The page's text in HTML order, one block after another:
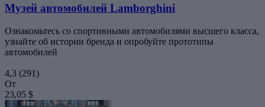
Музей автомобилей Lamborghini
Ознакомьтесь со спортивными автомобилями высшего класса,
узнайте об истории бренда и опробуйте прототипы
автомобилей
4,3 (291)
От
23,05 $